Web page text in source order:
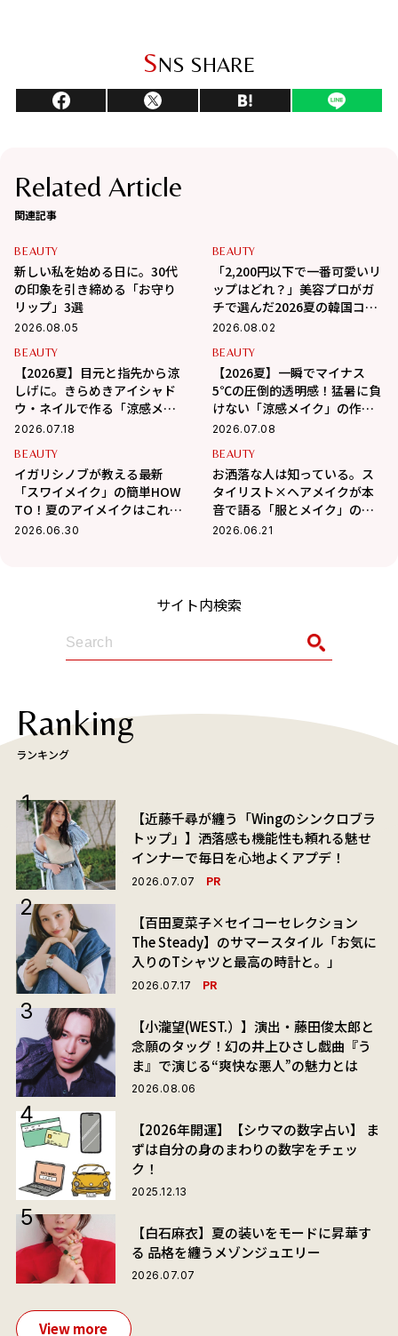
SNS SHARE
Related Article
関連記事
BEAUTY
新しい私を始める日に。30代
の印象を引き締める「お守り
リップ」3選
2026.08.05
BEAUTY
「2,200円以下で一番可愛いリ
ップはどれ？」美容プロがガ
チで選んだ2026夏の韓国コス
メ3選
2026.08.02
BEAUTY
【2026夏】目元と指先から涼
しげに。きらめきアイシャド
ウ・ネイルで作る「涼感メイ
ク」
2026.07.18
BEAUTY
【2026夏】一瞬でマイナス
5℃の圧倒的透明感！猛暑に負
けない「涼感メイク」の作り
方
2026.07.08
BEAUTY
イガリシノブが教える最新
「スワイメイク」の簡単HOW
TO！夏のアイメイクはこれで
決まり！
2026.06.30
BEAUTY
お洒落な人は知っている。ス
タイリスト×ヘアメイクが本
音で語る「服とメイク」の法
則
2026.06.21
サイト内検索
Ranking
ランキング
【近藤千尋が纏う「Wingのシンクロブラ
トップ」】洒落感も機能性も頼れる魅せ
インナーで毎日を心地よくアプデ！
2026.07.07 PR
【百田夏菜子×セイコーセレクション
The Steady】のサマースタイル「お気に
入りのTシャツと最高の時計と。」
2026.07.17 PR
【小瀧望(WEST.）】演出・藤田俊太郎と
念願のタッグ！幻の井上ひさし戯曲『う
ま』で演じる“爽快な悪人”の魅力とは
2026.08.06
【2026年開運】【シウマの数字占い】 ま
ずは自分の身のまわりの数字をチェッ
ク！
2025.12.13
【白石麻衣】夏の装いをモードに昇華す
る 品格を纏うメゾンジュエリー
2026.07.07
View more